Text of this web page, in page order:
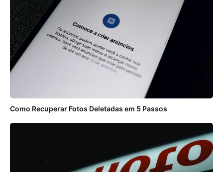
Como Recuperar Fotos Deletadas em 5 Passos